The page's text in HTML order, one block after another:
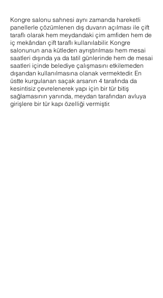
Kongre salonu sahnesi aynı zamanda hareketli
panellerle çözümlenen dış duvarın açılması ile çift
taraflı olarak hem meydandaki çim amfiden hem de
iç mekândan çift taraflı kullanılabilir. Kongre
salonunun ana kütleden ayrıştırılması hem mesai
saatleri dışında ya da tatil günlerinde hem de mesai
saatleri içinde belediye çalışmasını etkilemeden
dışarıdan kullanılmasına olanak vermektedir. ​En
üstte kurgulanan saçak arsanın 4 tarafında da
kesintisiz çevrelenerek yapı için bir tür bitiş
sağlamasının yanında, meydan tarafından avluya
girişlere bir tür kapı özelliği vermiştir.